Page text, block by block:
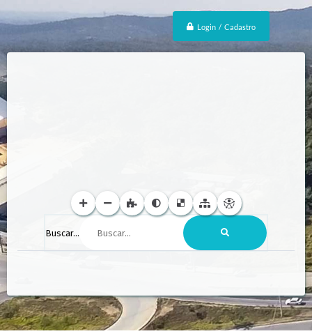
Login / Cadastro
Buscar...